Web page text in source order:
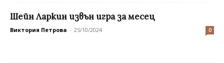
Шейн Ларкин извън игра за месец
Виктория Петрова - 25/10/2024 0